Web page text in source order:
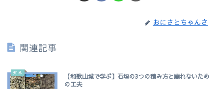
おにさとちゃんさ
関連記事
知る
【和歌山城で学ぶ】石垣の3つの積み方と崩れないため
の工夫